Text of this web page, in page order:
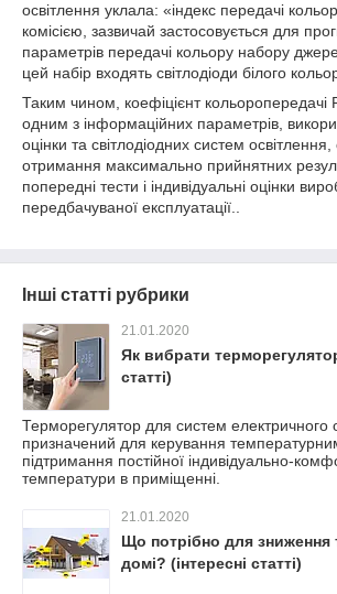
освітлення уклала: «індекс передачі
комісією, зазвичай застосовується для
параметрів передачі кольору набору
цей набір входять світлодіоди білого
Таким чином, коефіцієнт
одним з інформаційних параметрів,
оцінки та світлодіодних систем
отримання максимально прийнятних
попередні тести і індивідуальні оцінки
передбачуваної експлуатації..
Інші статті рубрики
21.01.2020
Як вибрати
статті)
Терморегулятор для систем електричного
призначений для керування
підтримання постійної індивідуально-
температури в приміщенні.
21.01.2020
Що потрібно для зниження
домі? (інтересні статті)